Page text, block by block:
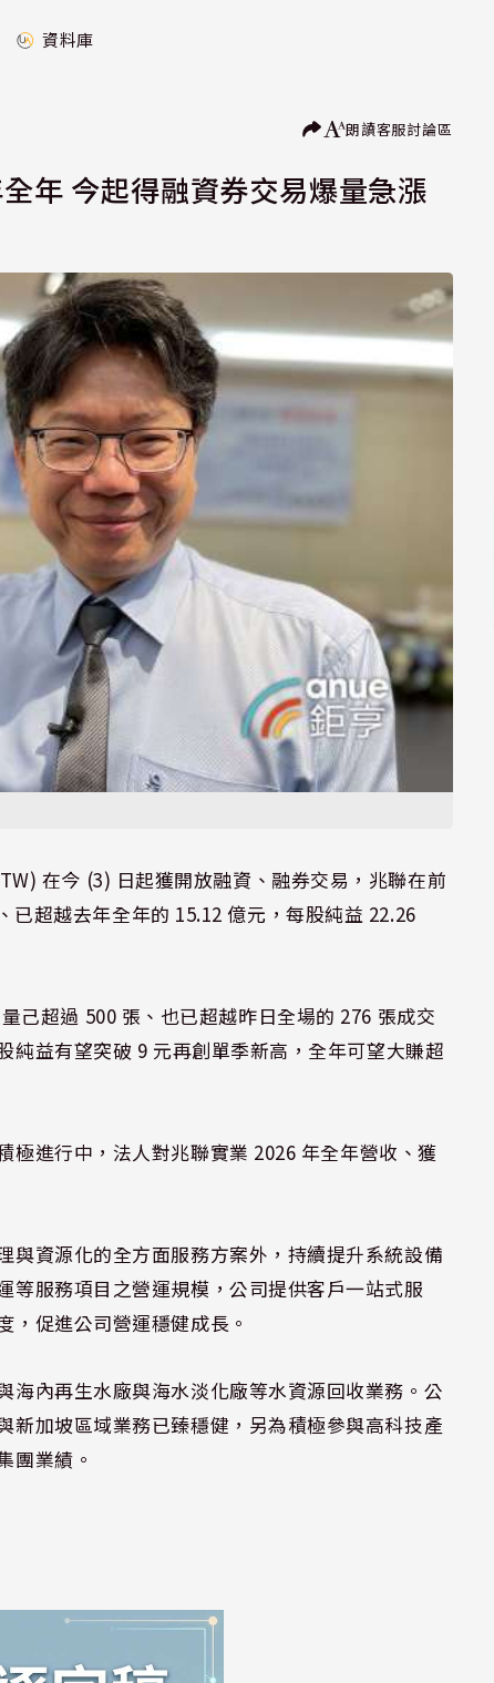
資料庫
朗讀客服討論區
年 今起得融資券交易爆量急漲
在今 (3) 日起獲開放融資、融券交易，兆聯在前
超越去年全年的 15.12 億元，每股純益 22.26
己超過 500 張、也已超越昨日全場的 276 張成交
益有望突破 9 元再創單季新高，全年可望大賺超
進行中，法人對兆聯實業 2026 年全年營收、獲
與資源化的全方面服務方案外，持續提升系統設備
服務項目之營運規模，公司提供客戶一站式服
，促進公司營運穩健成長。
海內再生水廠與海水淡化廠等水資源回收業務。公
新加坡區域業務已臻穩健，另為積極參與高科技產
團業績。